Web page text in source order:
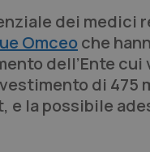
dei medici
Omceo che
dell’Ente
di 475
e la possibile